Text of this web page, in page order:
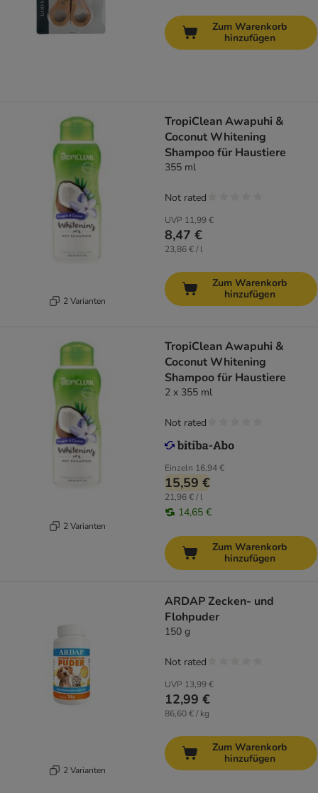
Zum Warenkorb
hinzufügen
2 Varianten
TropiClean Awapuhi &
Coconut Whitening
Shampoo für Haustiere
355 ml
UVP 11,99 €
8,47 €
23,86 € / l
Not rated
Zum Warenkorb
hinzufügen
2 Varianten
TropiClean Awapuhi &
Coconut Whitening
Shampoo für Haustiere
2 x 355 ml
Einzeln 16,94 €
15,59 €
21,96 € / l
14,65 €
Not rated
Zum Warenkorb
hinzufügen
2 Varianten
ARDAP Zecken- und
Flohpuder
150 g
UVP 13,99 €
12,99 €
86,60 € / kg
Not rated
Zum Warenkorb
hinzufügen